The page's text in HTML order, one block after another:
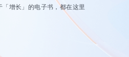
增长」的电子书，都在这里